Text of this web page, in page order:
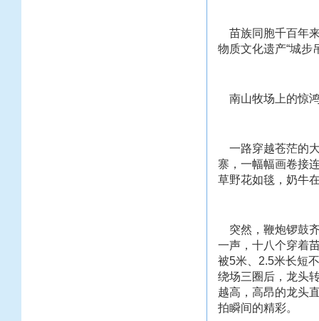
苗族同胞千百年
物质文化遗产“城步
南山牧场上的惊
一路穿越苍茫的
寨，一幅幅画卷接
草野花如毯，奶牛
突然，鞭炮锣鼓
一声，十八个穿着
被5米、2.5米长短
绕场三圈后，龙头
越高，高昂的龙头
拍瞬间的精彩。